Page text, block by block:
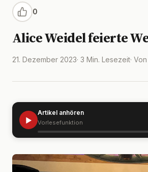
0
Alice Weidel feierte
21. Dezember 2023· 3 Min. Lesezeit·
▶
Artikel anhören
Vorlesefunktion